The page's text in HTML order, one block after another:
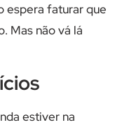
espera faturar que
Mas não vá lá
estiver na